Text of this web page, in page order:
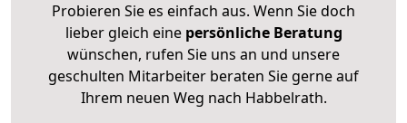
Probieren Sie es einfach aus. Wenn Sie doch
lieber gleich eine persönliche Beratung
wünschen, rufen Sie uns an und unsere
geschulten Mitarbeiter beraten Sie gerne auf
Ihrem neuen Weg nach Habbelrath.